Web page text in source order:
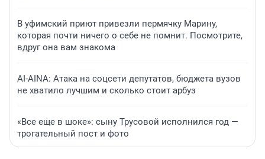
В уфимский приют привезли пермячку Марину,
которая почти ничего о себе не помнит. Посмотрите,
вдруг она вам знакома
AI-AINA: Атака на соцсети депутатов, бюджета вузов
не хватило лучшим и сколько стоит арбуз
«Все еще в шоке»: сыну Трусовой исполнился год —
трогательный пост и фото